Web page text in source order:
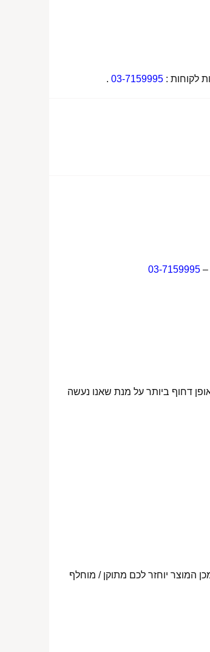
לקוחות : 03-7159995
.
–
03-7159995
דחוף ביותר על מנת שאנו נעשה
המוצר יוחזר לכם מתוקן / מוחלף